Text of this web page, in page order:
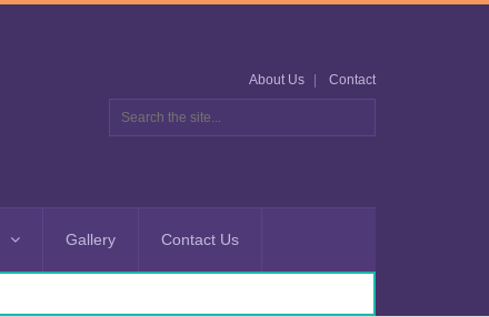
About Us Contact
Gallery Contact Us